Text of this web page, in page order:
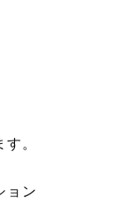
。
ョン